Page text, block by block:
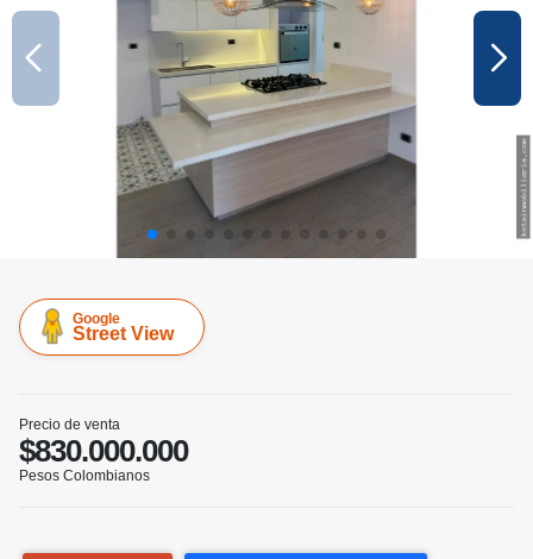
Google
Street View
Precio de venta
$830.000.000
Pesos Colombianos